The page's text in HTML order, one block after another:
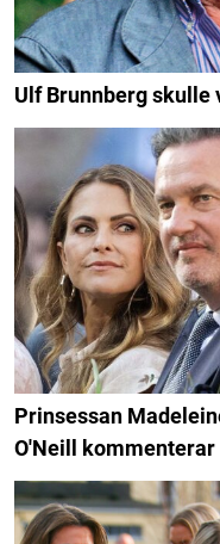
Ulf Brunnberg skulle
Prinsessan
O'Neill kommenterar